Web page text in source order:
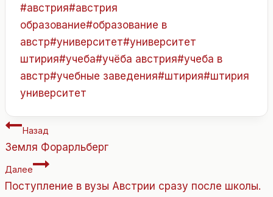
Метки
записи:
#австрия#австрия
образование#образование в
австр#университет#университет
штирия#учеба#учёба австрия#учеба в
австр#учебные заведения#штирия#штирия
университет
Навигация
по
записям
Назад
Земля Форарльберг
Далее
Поступление в вузы Австрии сразу после школы.